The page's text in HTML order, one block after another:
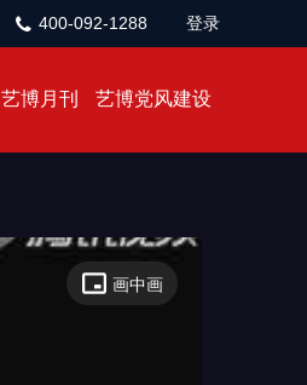
400-092-1288 登录
艺博月刊 艺博党风建设
画中画